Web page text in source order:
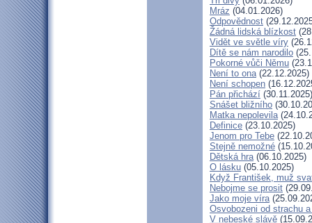
Mráz (04.01.2026)
Odpovědnost
Žádná lidská blízkost
Vidět ve světle víry
Dítě se nám narodilo
Pokorné vůči Němu
Není to ona(22.12.2025)
Není schopen
Pán přichází (30.11.2025)
Snášet bližního
Matka nepolevila
Definice (23.10.2025)
Jenom pro Tebe
Stejně nemožné
Dětská hra(06.10.2025)
O lásku (05.10.2025)
Když František, muž
Nebojme se prosit
Jako moje víra
Osvobozeni od strachu
V nebeské slávě